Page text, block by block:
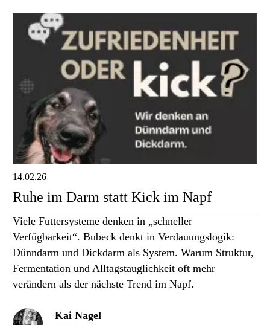
14.02.26
Ruhe im Darm statt Kick im Napf
Viele Futtersysteme denken in „schneller
Verfügbarkeit“. Bubeck denkt in Verdauungslogik:
Dünndarm und Dickdarm als System. Warum Struktur,
Fermentation und Alltagstauglichkeit oft mehr
verändern als der nächste Trend im Napf.
Kai Nagel